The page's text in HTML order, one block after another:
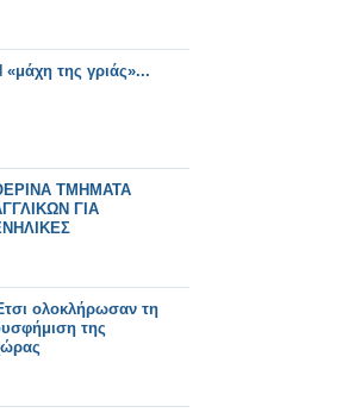
«μάχη της γριάς»...
ΤΜΗΜΑΤΑ
ΓΙΑ
ολοκλήρωσαν τη
της